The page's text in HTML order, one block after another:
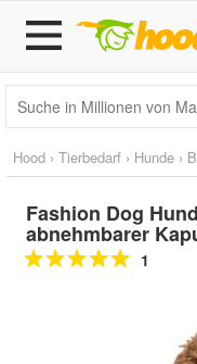
Hood › Tierbedarf › Hunde ›
Fashion Dog
abnehmbarer
1